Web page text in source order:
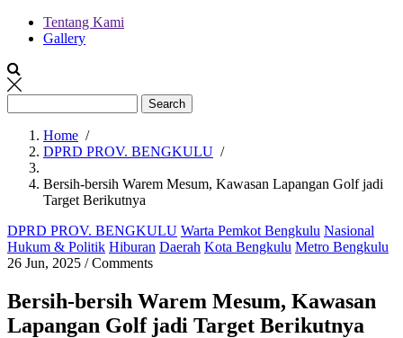
Menu
second
Tentang Kami
Gallery
Breadcrumb
Home /
DPRD PROV. BENGKULU /
Bersih-bersih Warem Mesum, Kawasan Lapangan Golf jadi
Target Berikutnya
DPRD PROV. BENGKULU Warta Pemkot Bengkulu Nasional
Hukum & Politik Hiburan Daerah Kota Bengkulu Metro Bengkulu
26 Jun, 2025 /Comments
Bersih-bersih Warem Mesum, Kawasan
Lapangan Golf jadi Target Berikutnya